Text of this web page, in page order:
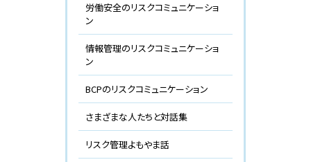
労働安全のリスクコミュニケーショ
ン
情報管理のリスクコミュニケーショ
ン
BCPのリスクコミュニケーション
さまざまな人たちと対話集
リスク管理よもやま話